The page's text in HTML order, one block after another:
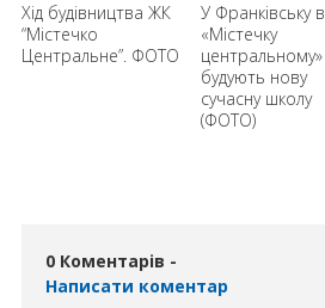
Хід будівництва ЖК
“Містечко
Центральне”. ФОТО
У Франківську в
«Містечку
центральному»
будують нову
сучасну школу
(ФОТО)
0 Коментарів -
Написати коментар